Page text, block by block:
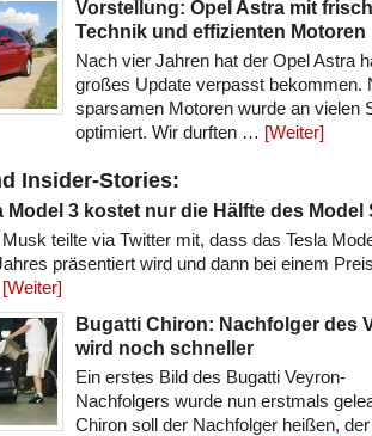
Vorstellung: Opel Astra mit
Technik und effizienten Motoren
Nach vier Jahren hat der Opel Astra
großes Update verpasst bekommen.
sparsamen Motoren wurde an vielen
optimiert. Wir durften … [Weiter]
Insider-Stories:
Model 3 kostet nur die Hälfte des Model
teilte via Twitter mit, dass das Tesla
präsentiert wird und dann bei einem
[Weiter]
Bugatti Chiron: Nachfolger des
wird noch schneller
Ein erstes Bild des Bugatti Veyron-
Nachfolgers wurde nun erstmals
Chiron soll der Nachfolger heißen, der